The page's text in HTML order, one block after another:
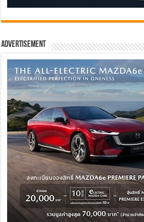
Advertisement